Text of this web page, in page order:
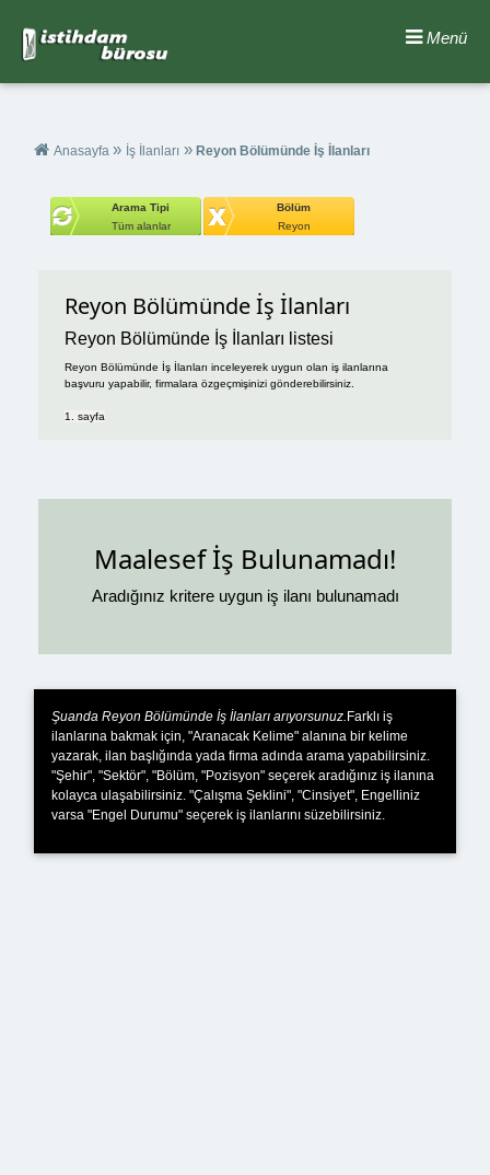
Menü
Anasayfa » İş İlanları » Reyon Bölümünde İş İlanları
Arama Tipi
Tüm alanlar
Bölüm
Reyon
Reyon Bölümünde İş İlanları
Reyon Bölümünde İş İlanları listesi
Reyon Bölümünde İş İlanları inceleyerek uygun olan iş ilanlarına
başvuru yapabilir, firmalara özgeçmişinizi gönderebilirsiniz.
1. sayfa
Maalesef İş Bulunamadı!
Aradığınız kritere uygun iş ilanı bulunamadı
Şuanda Reyon Bölümünde İş İlanları arıyorsunuz. Farklı iş
ilanlarına bakmak için, "Aranacak Kelime" alanına bir kelime
yazarak, ilan başlığında yada firma adında arama yapabilirsiniz.
"Şehir", "Sektör", "Bölüm, "Pozisyon" seçerek aradığınız iş ilanına
kolayca ulaşabilirsiniz. "Çalışma Şeklini", "Cinsiyet", Engelliniz
varsa "Engel Durumu" seçerek iş ilanlarını süzebilirsiniz.